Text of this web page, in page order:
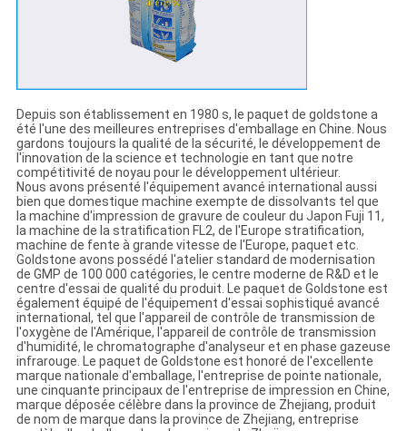
Depuis son établissement en 1980 s, le paquet de goldstone a
été l'une des meilleures entreprises d'emballage en Chine. Nous
gardons toujours la qualité de la sécurité, le développement de
l'innovation de la science et technologie en tant que notre
compétitivité de noyau pour le développement ultérieur.
Nous avons présenté l'équipement avancé international aussi
bien que domestique machine exempte de dissolvants tel que
la machine d'impression de gravure de couleur du Japon Fuji 11,
la machine de la stratification FL2, de l'Europe stratification,
machine de fente à grande vitesse de l'Europe, paquet etc.
Goldstone avons possédé l'atelier standard de modernisation
de GMP de 100 000 catégories, le centre moderne de R&D et le
centre d'essai de qualité du produit. Le paquet de Goldstone est
également équipé de l'équipement d'essai sophistiqué avancé
international, tel que l'appareil de contrôle de transmission de
l'oxygène de l'Amérique, l'appareil de contrôle de transmission
d'humidité, le chromatographe d'analyseur et en phase gazeuse
infrarouge. Le paquet de Goldstone est honoré de l'excellente
marque nationale d'emballage, l'entreprise de pointe nationale,
une cinquante principaux de l'entreprise de impression en Chine,
marque déposée célèbre dans la province de Zhejiang, produit
de nom de marque dans la province de Zhejiang, entreprise